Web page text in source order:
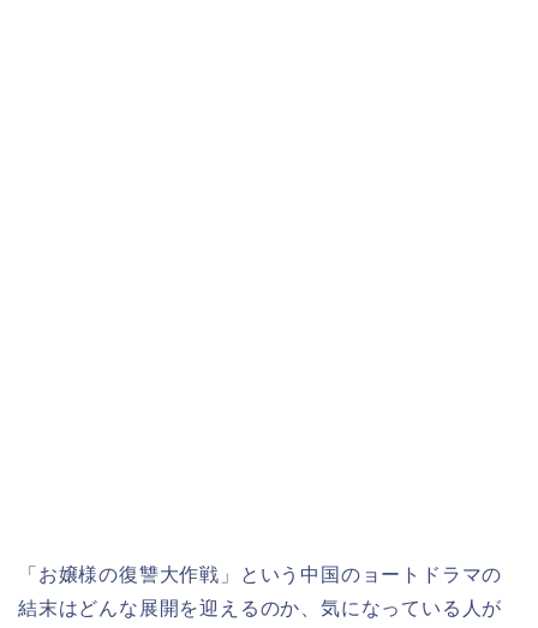
「お嬢様の復讐大作戦 」
という中国のョートドラマの
結末はどんな展開を迎えるのか、気になっている人が